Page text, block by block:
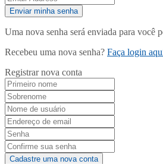
Uma nova senha será enviada para você
Recebeu uma nova senha? Faça login
Registrar nova conta